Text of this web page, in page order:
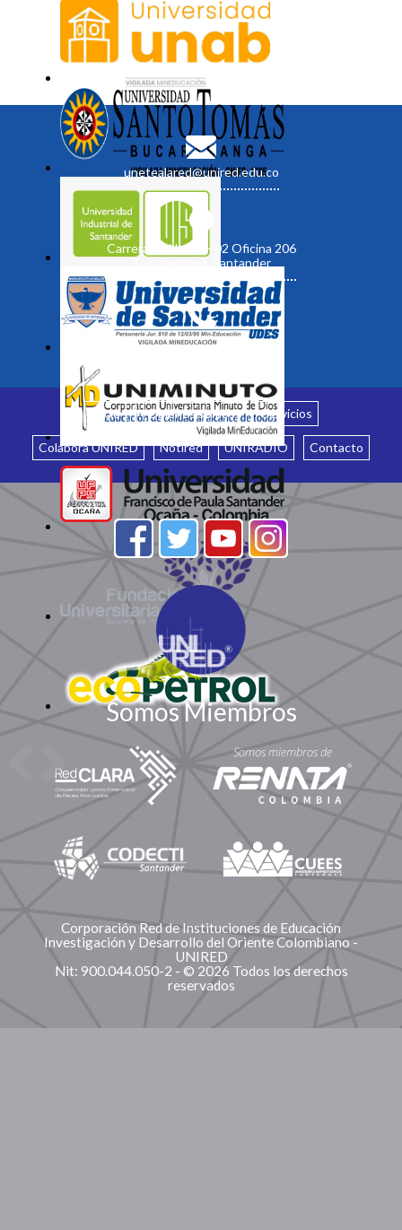
unetealared@unired.edu.co
Carrera 19 No. 35 - 02 Oficina 206
Bucaramanga, Santander
Inicio ¿Quiénes somos? Servicios
Colabora UNIRED Notired UNIRADIO Contacto
Somos Miembros
Corporación Red de Instituciones de Educación
Investigación y Desarrollo del Oriente Colombiano -
UNIRED
Nit: 900.044.050-2 - © 2026 Todos los derechos
reservados